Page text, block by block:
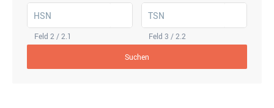
HSN
Feld 2 / 2.1
TSN
Feld 3 / 2.2
Suchen